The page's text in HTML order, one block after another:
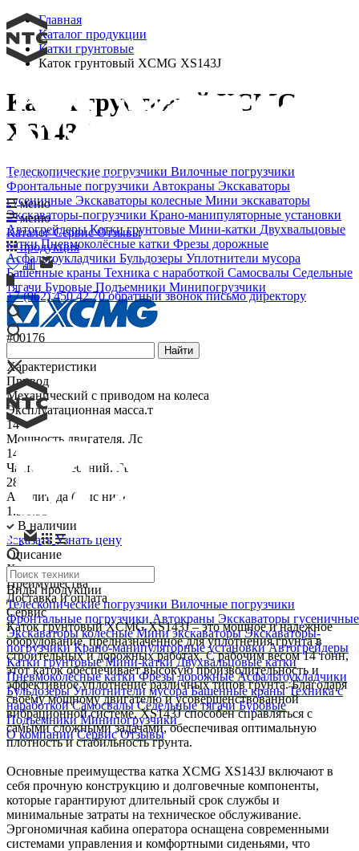
Официальный дилер XCMG
меню
меню
КаталогСервисОтзывы
продукция
+7 (962) 450 42 70обратный звонокписьмо директору
Найти
Виды продукции
Телескопические погрузчики Вилочные погрузчики
Фронтальные погрузчики Автокраны Экскаваторы гусеничные
Экскаваторы колесныеМини экскаваторыЭкскаваторы-
погрузчикиКрано-манипуляторные установкиАвтогрейдеры
Катки грунтовыеМини-каткиДвухвальцовые катки
Пневмоколёсные каткиФрезы дорожныеАсфальтоукладчики
БульдозерыУплотнители мусораБашенные краныТехника с
наработкойСамосвалыСедельные тягачиБуровые
ПодъемникиМинипогрузчики
О компании Сервис Отзывы
Главная
Каталог продукции
Катки грунтовые
Каток грунтовый XCMG XS143J
Каток грунтовый XCMG
XS143J
Телескопические погрузчики Вилочные погрузчики
Фронтальные погрузчики Автокраны Экскаваторы
гусеничные Экскаваторы колесные Мини экскаваторы
Экскаваторы-погрузчики Крано-манипуляторные установки
АвтогрейдерыКатки грунтовые Мини-катки Двухвальцовые
каткиПневмоколёсные катки Фрезы дорожные
Асфальтоукладчики Бульдозеры Уплотнители мусора
Башенные краны Техника с наработкой Самосвалы Седельные
тягачи Буровые Подъемники Минипогрузчики
#00176
Характеристики
Привод
Механический с приводом на колеса
Эксплуатационная масса.т
14
Мощность двигателя. Лс
140
Частота колебаний. ГЦ
28
Амплитуда (Выс низ)
1.9/0.95
В наличии
Заказать Узнать цену
Описание
Характеристики
Преимущества
Доставка и оплата
Сервис
Каток грунтовый XCMG XS143J – это мощное и надежное
оборудование, предназначенное для уплотнения грунта в
строительных и дорожных работах. С рабочим весом 14 тонн,
этот каток обеспечивает высокую производительность и
эффективное уплотнение различных типов грунта. Благодаря
своему мощному двигателю и усовершенствованной
вибрационной системе, XS143J способен справляться с
самыми сложными задачами, обеспечивая оптимальную
плотность и стабильность грунта.
Основные преимущества катка XCMG XS143J включают в
себя прочную конструкцию и долговечные компоненты,
которые гарантируют длительный срок службы и
минимальные затраты на техническое обслуживание.
Эргономичная кабина оператора оснащена современными
системами управления и комфортными сиденьями, что